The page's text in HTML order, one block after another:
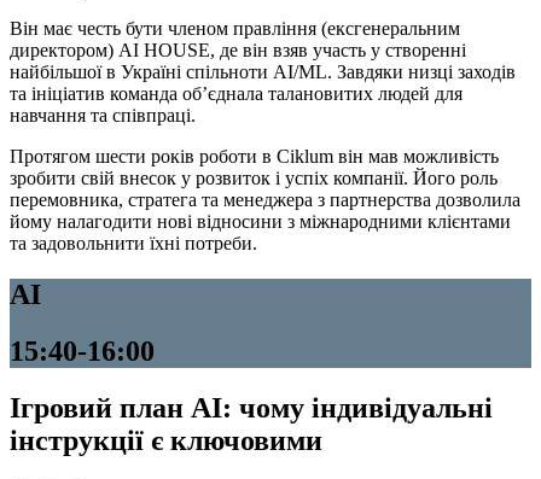
Він має честь бути членом правління (ексгенеральним
директором) AI HOUSE, де він взяв участь у створенні
найбільшої в Україні спільноти AI/ML. Завдяки низці заходів
та ініціатив команда об’єднала талановитих людей для
навчання та співпраці.
Протягом шести років роботи в Ciklum він мав можливість
зробити свій внесок у розвиток і успіх компанії. Його роль
перемовника, стратега та менеджера з партнерства дозволила
йому налагодити нові відносини з міжнародними клієнтами
та задовольнити їхні потреби.
AI
15:40-16:00
Ігровий план AI: чому індивідуальні
інструкції є ключовими